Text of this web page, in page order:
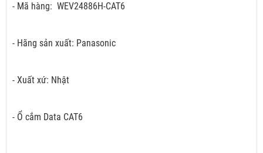
- Mã hàng: WEV24886H-CAT6
- Hãng sản xuất: Panasonic
- Xuất xứ: Nhật
- Ổ cắm Data CAT6